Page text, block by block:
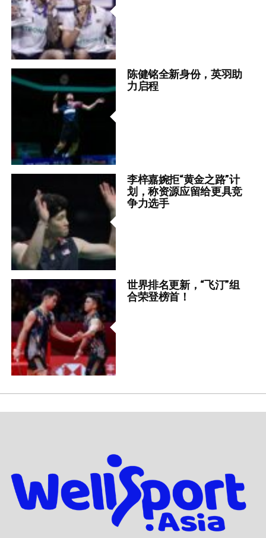
陈健铭全新身份，英羽助
力启程
李梓嘉婉拒“黄金之路”计
划，称资源应留给更具竞
争力选手
世界排名更新，“飞汀”组
合荣登榜首！